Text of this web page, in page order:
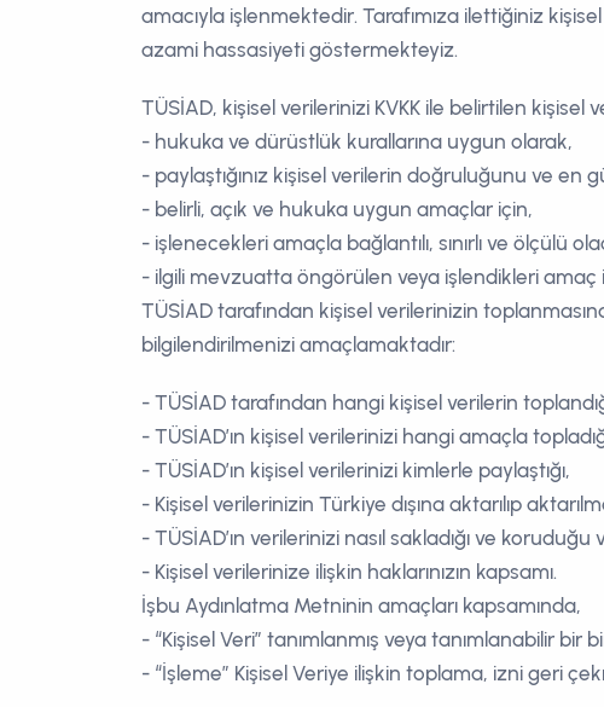
amacıyla işlenmektedir. Tarafımıza ilettiğiniz
azami hassasiyeti göstermekteyiz.
TÜSİAD, kişisel verilerinizi KVKK ile belirtilen kişisel
- hukuka ve dürüstlük kurallarına uygun olarak,
- paylaştığınız kişisel verilerin doğruluğunu ve en
- belirli, açık ve hukuka uygun amaçlar için,
- işlenecekleri amaçla bağlantılı, sınırlı ve ölçülü
- ilgili mevzuatta öngörülen veya işlendikleri
TÜSİAD tarafından kişisel verilerinizin
bilgilendirilmenizi amaçlamaktadır:
- TÜSİAD tarafından hangi kişisel verilerin
- TÜSİAD’ın kişisel verilerinizi hangi amaçla
- TÜSİAD’ın kişisel verilerinizi kimlerle paylaştığı,
- Kişisel verilerinizin Türkiye dışına aktarılıp
- TÜSİAD’ın verilerinizi nasıl sakladığı ve koruduğu
- Kişisel verilerinize ilişkin haklarınızın kapsamı.
İşbu Aydınlatma Metninin amaçları kapsamında,
- “Kişisel Veri” tanımlanmış veya tanımlanabilir bir
- “İşleme” Kişisel Veriye ilişkin toplama, izni geri